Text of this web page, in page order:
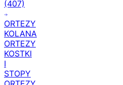
(407)
ORTEZY
KOLANA
ORTEZY
KOSTKI
I
STOPY